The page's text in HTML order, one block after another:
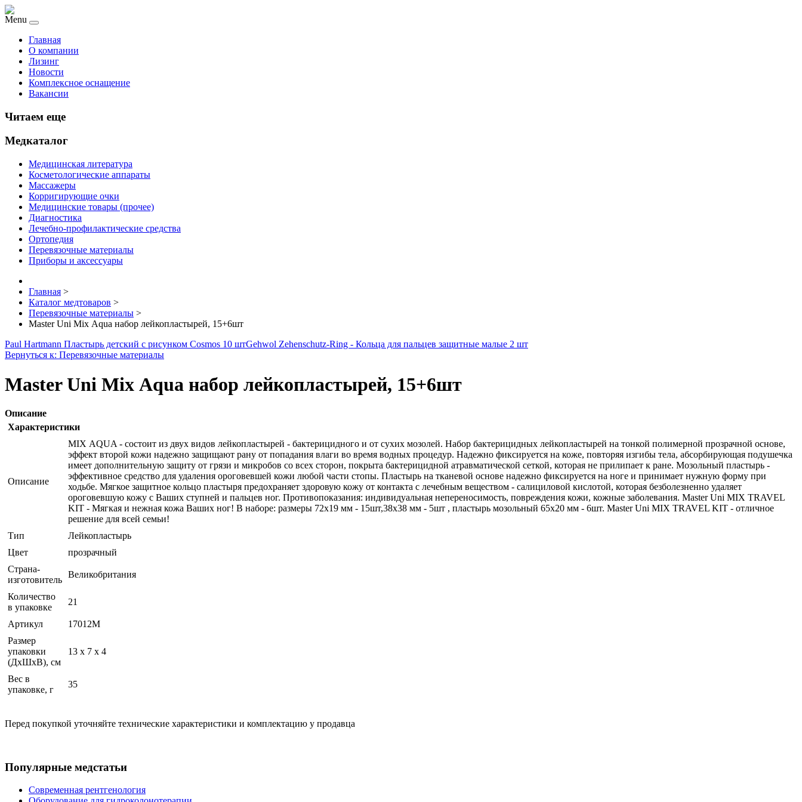
Menu
Главная
О компании
Лизинг
Новости
Комплексное оснащение
Вакансии
Читаем еще
Медкаталог
Медицинская литература
Косметологические аппараты
Массажеры
Корригирующие очки
Медицинские товары (прочее)
Диагностика
Лечебно-профилактические средства
Ортопедия
Перевязочные материалы
Приборы и аксессуары
Главная >
Каталог медтоваров >
Перевязочные материалы >
Master Uni Mix Аqua набор лейкопластырей, 15+6шт
Paul Hartmann Пластырь детский с рисунком Cosmos 10 штGehwol Zehenschutz-Ring - Кольца для пальцев защитные малые 2 шт
Вернуться к: Перевязочные материалы
Master Uni Mix Аqua набор лейкопластырей, 15+6шт
Описание
Характеристики
Описание
MIX АQUA - состоит из двух видов лейкопластырей - бактерицидного и от сухих мозолей. Набор бактерицидных лейкопластырей на тонкой полимерной прозрачной основе,
эффект второй кожи надежно защищают рану от попадания влаги во время водных процедур. Надежно фиксируется на коже, повторяя изгибы тела, абсорбирующая подушечка
имеет дополнительную защиту от грязи и микробов со всех сторон, покрыта бактерицидной атравматической сеткой, которая не прилипает к ране. Мозольный пластырь -
эффективное средство для удаления ороговевшей кожи любой части стопы. Пластырь на тканевой основе надежно фиксируется на ноге и принимает нужную форму при
ходьбе. Мягкое защитное кольцо пластыря предохраняет здоровую кожу от контакта с лечебным веществом - салициловой кислотой, которая безболезненно удаляет
ороговевшую кожу с Ваших ступней и пальцев ног. Противопоказания: индивидуальная непереносимость, повреждения кожи, кожные заболевания. Master Uni MIX TRAVEL
KIT - Мягкая и нежная кожа Ваших ног! В наборе: размеры 72х19 мм - 15шт,38х38 мм - 5шт , пластырь мозольный 65х20 мм - 6шт. Master Uni MIX TRAVEL KIT - отличное
решение для всей семьи!
Тип
Лейкопластырь
Цвет
прозрачный
Страна-
изготовитель
Великобритания
Количество
в упаковке
21
Артикул
17012М
Размер
упаковки
(ДхШхВ), см
13 x 7 x 4
Вес в
упаковке, г
35
Перед покупкой уточняйте технические характеристики и комплектацию у продавца
Популярные медстатьи
Современная рентгенология